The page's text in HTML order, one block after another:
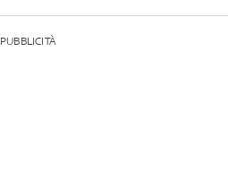
PUBBLICITÀ